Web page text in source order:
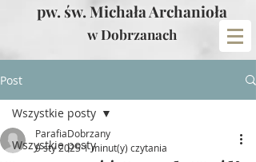
pw. św. Michała Archanioła
w Dobrzanach
Post
Wszystkie posty
Wszystkie posty
ParafiaDobrzany
9 sty 20251 minut(y) czytania